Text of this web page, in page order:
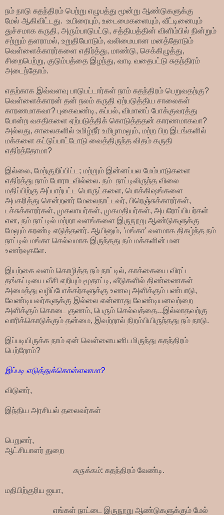
நம் நாடு சுதந்திரம் பெற்று எழுபத்து மூன்று ஆண்டுகளுக்கு
மேல் ஆகிவிட்டது. உயிரையும், உடைமைகளையும், வீட்டினையும்
துச்சமாக கருதி, அரும்பாடுபட்டு, சத்தியத்தின் விளிம்பில் நின்றும்
சற்றும் தளராமல், உறுதியோடும், வலிமையான மனத்தோடும்
வெள்ளைக்காரர்களை எதிர்த்து, மாண்டு, செக்கிழுத்து,
சிறைபெற்று, குடும்பத்தை இழந்து, வாடி வதைபட்டு சுதந்திரம்
அடைந்தோம்.
எதற்காக இவ்வளவு பாடுபட்டார்கள் நாம் சுதந்திரம் பெறுவதற்கு?
வெள்ளைக்காரன் தன் நலம் கருதி ஏற்படுத்திய சாலைகள்
காரணமாகவா? புகைவண்டி, கப்பல், விமானப் போக்குவரத்து
போன்ற வசதிகளை ஏற்படுத்திக் கொடுத்ததன் காரணமாகவா?
அல்லது, சாலைகளில் உமிழ்நீர் உமிழாமலும், மற்ற பிற இடங்களில்
மக்களை கட்டுப்பாட்டோடு வைத்திருந்த விதம் கருதி
எதிர்த்தோமா?
இல்லை, மேற்குறிப்பிட்ட; மற்றும் இன்னப்பல மேம்பாடுகளை
எதிர்த்து நாம் போராடவில்லை. நம் நாட்டிலிருந்த விலை
மதிப்பிற்கு அப்பாற்பட்ட பொருட்களை, பொக்கிஷங்களை
அபகரித்து சென்றனர் மேலைநாட்டவர், பிரெஞ்சுக்காரர்கள்,
டச்சுக்காரர்கள், முகலாயர்கள், முகமதியர்கள், அயரோப்பியர்கள்
என, நம் நாட்டில் மற்றா வளங்களை இருநூறு ஆண்டுகளுக்கு
மேலும் சுரண்டி எடுத்தனர். ஆயினும், 'மங்கா' வளமாக திகழ்ந்த நம்
நாட்டில் மங்கா செல்வமாக இருந்தது நம் மக்களின் மன
உணர்வுகளே.
இயற்கை வளம் கொழித்த நம் நாட்டில், காக்கையை விரட்ட
தங்கட்டியை வீசி எறியும் மூதாட்டி, வீடுகளில் திண்ணைகள்
அமைத்து வழிப்போக்கர்களுக்கு உணவு அளிக்கும் பண்பாடு,
வேண்டியவர்களுக்கு இல்லை என்னாது வேண்டியனவற்றை
அளிக்கும் கொடை குணம், பெரும் செல்வத்தை...இல்லாதவற்கு
வாரிக்கொடுக்கும் தன்மை, இவற்றால் நிறம்பியிருந்தது நம் நாடு.
இப்படியிருக்க நாம் ஏன் வெள்ளையனிடமிருந்து சுதந்திரம்
பெற்றோம்?
இப்படி எடுத்துக்கொள்ளலாமா?
விடுனர்,
இந்திய அரசியல் தலைவர்கள்
பெறுனர்,
ஆட்சியாளர் துறை
சுருக்கம்: சுதந்திரம் வேண்டி.
மதிபிற்குரிய ஐயா,
எங்கள் நாட்டை இருநூறு ஆண்டுகளுக்கும் மேல்